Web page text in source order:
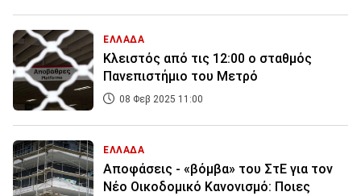
ΕΛΛΑΔΑ
Κλειστός από τις 12:00 ο σταθμός
Πανεπιστήμιο του Μετρό
08 Φεβ 2025 11:00
ΕΛΛΑΔΑ
Αποφάσεις - «βόμβα» του ΣτΕ για τον
Νέο Οικoδομικό Κανονισμό: Ποιες